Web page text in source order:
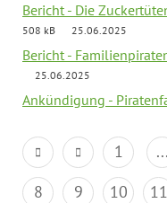
Bericht - Die
508 kB
25.06.2025
Bericht -
25.06.2025
Ankündigung -
1 ...
8
9 10 11